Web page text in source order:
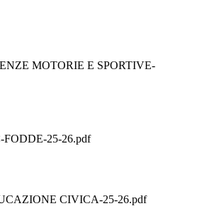
MOTORIE E SPORTIVE-
25-26.pdf
CIVICA-25-26.pdf